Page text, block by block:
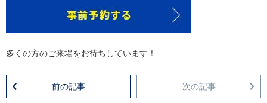
多くの方のご来場をお待ちしています！
前の記事 次の記事